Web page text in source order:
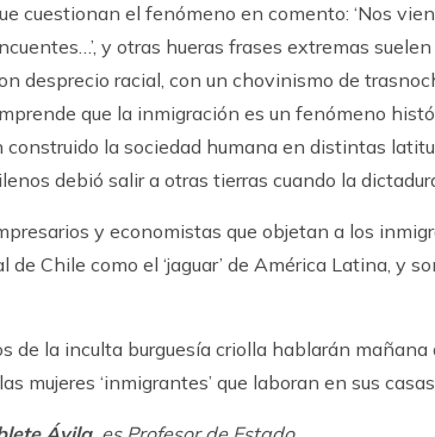
cuestionan el fenómeno en comento: ‘Nos
y otras hueras frases extremas
desprecio racial, con un chovinismo de
que la inmigración es un fenómeno
la sociedad humana en distintas
debió salir a otras tierras cuando la
y economistas que objetan a los
Chile como el ‘jaguar’ de América Latina, y
de la inculta burguesía criolla hablarán
mujeres ‘inmigrantes’ que laboran en sus